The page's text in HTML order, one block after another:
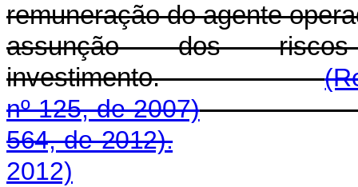
remuneração do agente
assunção dos
investimento.
nº 125, de 2007)
564, de 2012).
2012)